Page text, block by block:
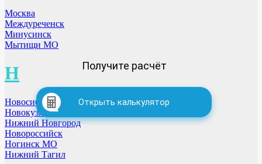
Москва
Междуреченск
Минусинск
Мытищи МО
Н
Новосибирск
Новокузнецк
Нижний Новгород
Новороссийск
Ногинск МО
Нижний Тагил
Получите расчёт
Открыть калькулятор